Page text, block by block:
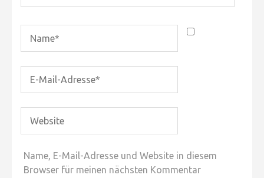
Name, E-Mail-Adresse und Website in diesem
Browser für meinen nächsten Kommentar